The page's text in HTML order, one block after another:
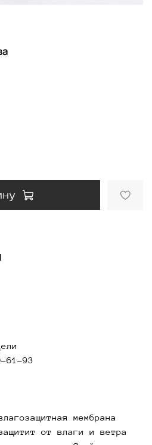
61-93
мембрана
от влаги и ветра